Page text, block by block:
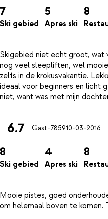
7
Ski gebied
5
Apres ski
8
Skigebied niet echt groot, wat
nog veel sleepliften, wel
zelfs in de krokusvakantie.
ideaal voor beginners en licht
6.7 Gast-785910-03-2016
8
Ski gebied
4
Apres ski
8
Mooie pistes, goed